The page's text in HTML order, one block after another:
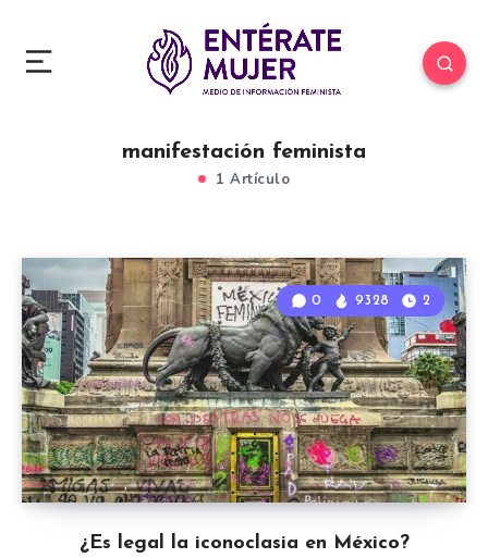
manifestación feminista
1 Artículo
¿Es legal la iconoclasia en México?
0 9328 2